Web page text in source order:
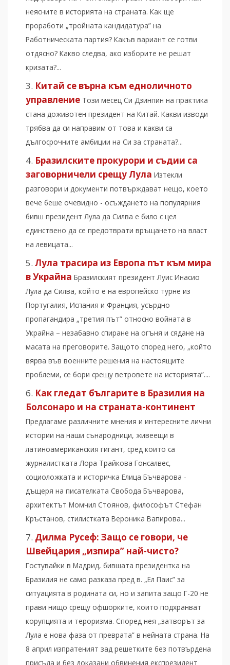
неясните в историята на страната. Как ще
проработи „тройната кандидатура” на
Работническата партия? Какъв вариант се готви
отдясно? Какво следва, ако изборите не решат
кризата?...
Китай се върна към едноличното
управление Този месец Си Дзинпин на практика
стана доживотен президент на Китай. Какви изводи
трябва да си направим от това и какви са
дългосрочните амбиции на Си за страната?...
Бразилските прокурори и съдии са
заговорничели срещу Лула Изтекли
разговори и документи потвърждават нещо, което
вече беше очевидно - осъждането на популярния
бивш президент Лула да Силва е било с цел
единствено да се предотврати връщането на власт
на левицата...
Лула трасира из Европа път към мира
в Украйна Бразилският президент Луис Инасио
Лула да Силва, който е на европейско турне из
Португалия, Испания и Франция, усърдно
пропагандира „третия път” относно войната в
Украйна – незабавно спиране на огъня и сядане на
масата на преговорите. Защото според него, „който
вярва във военните решения на настоящите
проблеми, се бори срещу ветровете на историята”....
Как гледат българите в Бразилия на
Болсонаро и на страната-континент
Предлагаме различните мнения и интересните лични
истории на наши сънародници, живеещи в
латиноамериканския гигант, сред които са
журналистката Лора Трайкова Гонсалвес,
социоложката и историчка Елица Бъчварова -
дъщеря на писателката Свобода Бъчварова,
архитектът Момчил Стоянов, философът Стефан
Кръстанов, стилистката Вероника Вапирова...
Дилма Русеф: Защо се говори, че
Швейцария „изпира” най-чисто?
Гостувайки в Мадрид, бившата президентка на
Бразилия не само разказа пред в. „Ел Паис” за
ситуацията в родината си, но и запита защо Г-20 не
прави нищо срещу офшорките, които подхранват
корупцията и тероризма. Според нея „затворът за
Лула е нова фаза от преврата” в нейната страна. На
8 април изпратеният зад решетките без потвърдена
присъда и без доказани обвинения експрезидент